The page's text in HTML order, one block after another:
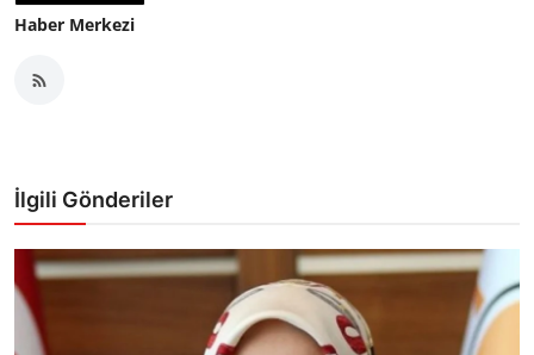
Haber Merkezi
İlgili Gönderiler